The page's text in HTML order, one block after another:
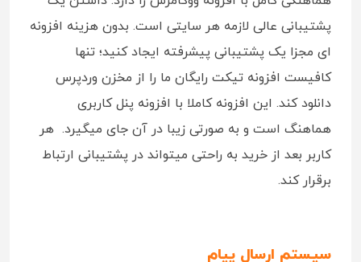
پشتیبانی عالی لازمه هر سایتی است. بدون هزینه افزونه
ای مجزا یک پشتیبانی پیشرفته ایجاد کنید؛ تنها
کافیست افزونه تیکت رایگان ما را از مخزن وردپرس
دانلود کند. این افزونه کاملا با افزونه پنل کاربری
هماهنگ است و به صورتی زیبا در آن جای میگیرد. هر
کاربر بعد از خرید به راحتی میتواند در پشتیبانی ارتباط
برقرار کند.
سیستم ارسال پیام